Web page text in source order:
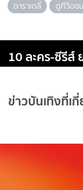
ดาราเดลี่
ดูทีวีออ
10 ละคร-ซีรีส์
ข่าวบันเทิงที่เ